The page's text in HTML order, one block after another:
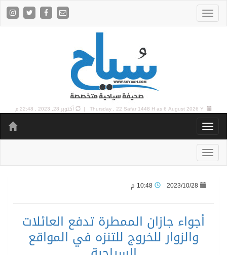
Thursday , 22 Safar 1448 H as6 August 2026 Y | أكتوبر 28, 2023 , 22:48 م
2023/10/28
أجواء جازان الممطرة تدفع العائلات
والزوار للخروج للتنزه في المواقع